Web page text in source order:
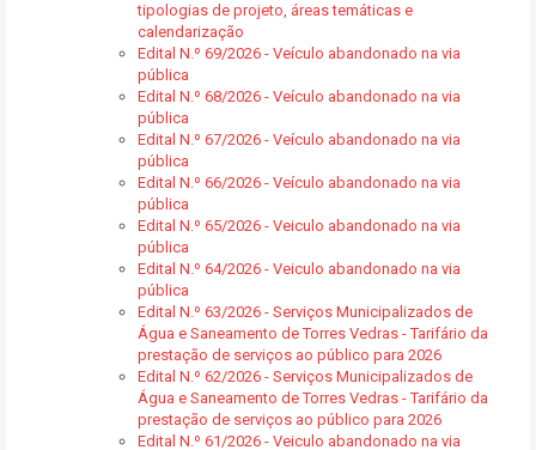
tipologias de projeto, áreas temáticas e
calendarização
Edital N.º 69/2026 - Veículo abandonado na via
pública
Edital N.º 68/2026 - Veículo abandonado na via
pública
Edital N.º 67/2026 - Veículo abandonado na via
pública
Edital N.º 66/2026 - Veículo abandonado na via
pública
Edital N.º 65/2026 - Veiculo abandonado na via
pública
Edital N.º 64/2026 - Veiculo abandonado na via
pública
Edital N.º 63/2026 - Serviços Municipalizados de
Água e Saneamento de Torres Vedras - Tarifário da
prestação de serviços ao público para 2026
Edital N.º 62/2026 - Serviços Municipalizados de
Água e Saneamento de Torres Vedras - Tarifário da
prestação de serviços ao público para 2026
Edital N.º 61/2026 - Veiculo abandonado na via